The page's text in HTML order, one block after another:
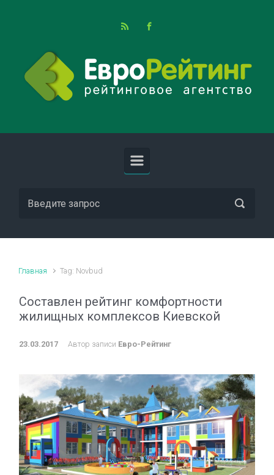
Главная Tag: Novbud
Составлен рейтинг комфортности
жилищных комплексов Киевской
23.03.2017 Автор записи Евро-Рейтинг